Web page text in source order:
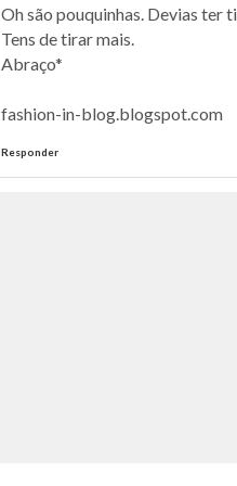
Oh são pouquinhas. Devias ter
Tens de tirar mais.
Abraço*
fashion-in-blog.blogspot.com
Responder